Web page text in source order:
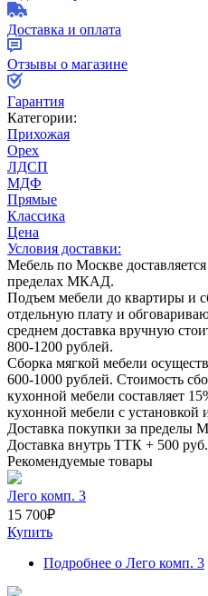
Доставка и оплата
Отзывы о магазине
Гарантия
Категории:
Прихожая
Орех
ЛДСП
МДФ
Прямые
Классика
Цена
Условия доставки:
Мебель по Москве
пределах МКАД.
Подъем мебели до квартиры и
отдельную плату и
среднем доставка вручную
800-1200 рублей.
Сборка мягкой мебели
600-1000 рублей. Стоимость
кухонной мебели составляет
кухонной мебели с установкой
Доставка покупки за пределы
Доставка внутрь ТТК + 500 руб.
Рекомендуемые товары
Лего комп. 3
15 700₽
Купить
Подробнее о Лего комп. 3